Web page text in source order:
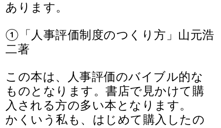
あります。
①「人事評価制度のつくり方」山元浩
二著
この本は、人事評価のバイブル的な
ものとなります。書店で見かけて購
入される方の多い本となります。
かくいう私も、はじめて購入したの